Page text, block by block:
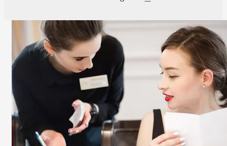
se
pierda
estos
13
consejos.